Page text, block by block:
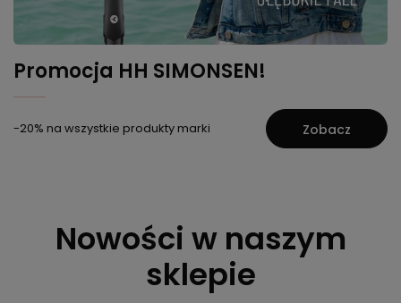
Promocja HH SIMONSEN!
-20% na wszystkie produkty marki Zobacz
Nowości w naszym
sklepie